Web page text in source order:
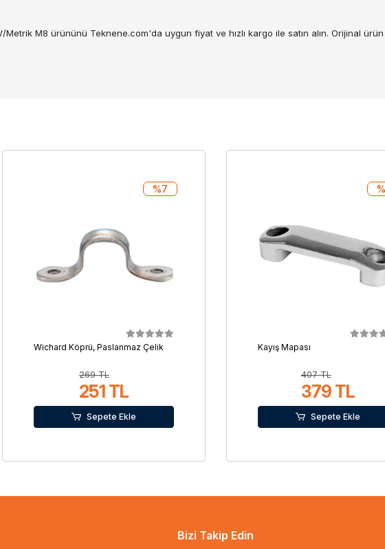
Metrik M8 ürününü Teknene.com'da uygun fiyat ve hızlı kargo ile satın alın. Orijinal
Wichard Köprü, Paslanmaz Çelik
269 TL
251 TL
%7
Sepete Ekle
Kayış Mapası
407 TL
379 TL
Sepete Ekle
Bizi Takip Edin